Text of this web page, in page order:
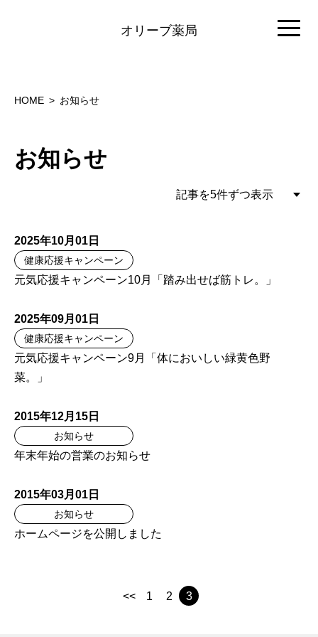
オリーブ薬局
HOME お知らせ
お知らせ
2025年10月01日
健康応援キャンペーン
元気応援キャンペーン10月「踏み出せば筋トレ。」
2025年09月01日
健康応援キャンペーン
元気応援キャンペーン9月「体においしい緑黄色野
菜。」
2015年12月15日
お知らせ
年末年始の営業のお知らせ
2015年03月01日
お知らせ
ホームページを公開しました
<< 1 2 3